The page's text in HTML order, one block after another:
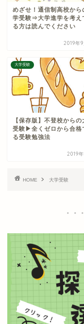
めざせ！通信制高校から
学受験⇒大学進学を考え
る方は読んでください
2019年
大学受験
【保存版】不登校からの
受験▶︎全くゼロから合格
る受験勉強法
2019
HOME 大学受験